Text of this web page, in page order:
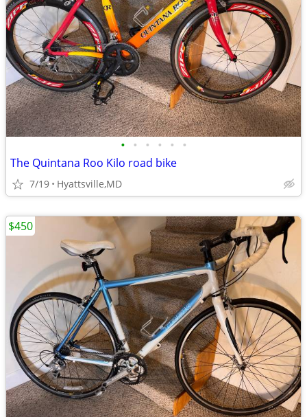
• • • • • •
The Quintana Roo Kilo road bike
7/19 Hyattsville,MD
$450